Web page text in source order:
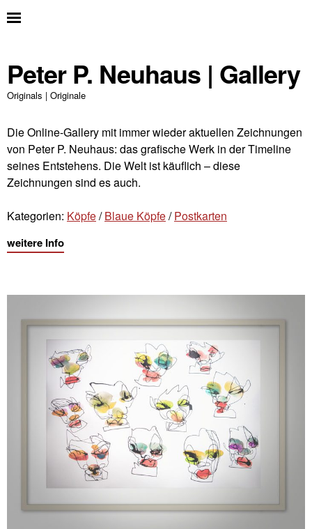
Peter P. Neuhaus | Gallery
Originals | Originale
Die Online-Gallery mit immer wieder aktuellen Zeichnungen
von Peter P. Neuhaus: das grafische Werk in der Timeline
seines Entstehens. Die Welt ist käuflich – diese
Zeichnungen sind es auch.
Kategorien: Köpfe/Blaue Köpfe/Postkarten
weitere Info